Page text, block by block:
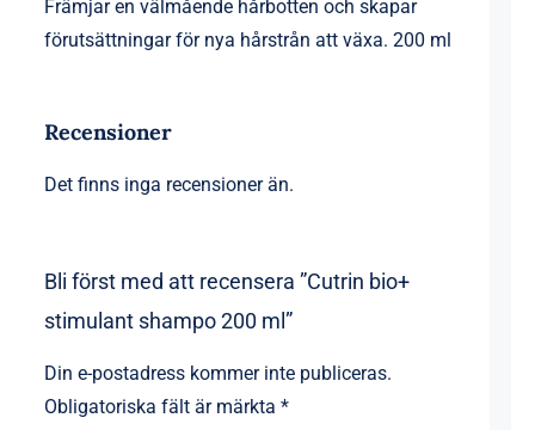
Främjar en välmående hårbotten och skapar
förutsättningar för nya hårstrån att växa. 200 ml
Recensioner
Det finns inga recensioner än.
Bli först med att recensera ”Cutrin bio+
stimulant shampo 200 ml”
Din e-postadress kommer inte publiceras.
Obligatoriska fält är märkta *